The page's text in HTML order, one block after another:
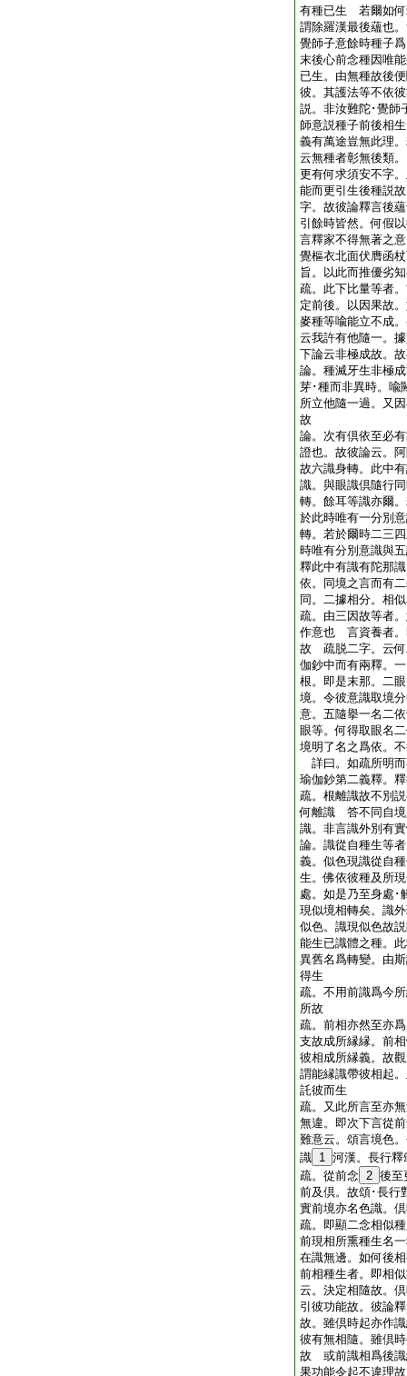
有種已生 若爾如何
謂除羅漢最後蘊也
覺師子意餘時種子
末後心前念種因唯
已生。由無種故後
彼。其護法等不依
説。非汝難陀･覺師
師意説種子前後相
義有萬途豈無此理
云無種者彰無後類
更有何求須安不字
能而更引生後種説
字。故彼論釋言後
引餘時皆然。何假
言釋家不得無著之
覺樞衣北面伏膺函
旨。以此而推優劣
疏。此下比量等者
定前後。以因果故
麥種等喩能立不成
云我許有他隨一。
下論云非極成故。
論。種滅牙生非極
芽･種而非異時。喩
所立他隨一過。又
故
論。次有倶依至必
證也。故彼論云。
故六識身轉。此中
識。與眼識倶隨行
轉。餘耳等識亦爾
於此時唯有一分別
轉。若於爾時二三
時唯有分別意識與
釋此中有識有陀那
依。同境之言而有
同。二據相分。相
疏。由三因故等者
作意也 言資養者。
故 疏脱二字。云
伽鈔中而有兩釋。
根。即是末那。二
境。令彼意識取境
意。五隨擧一名二
眼等。何得取眼名
境明了名之爲依。
詳曰。如疏所明
瑜伽鈔第二義釋。
疏。根離識故不別
何離識 答不同自境
識。非言識外別有
論。識從自種生等
義。似色現識從自
生。佛依彼種及所
處。如是乃至身處
現似境相轉矣。識
似色。識現似色故
能生已識體之種。
異舊名爲轉變。由
得生
疏。不用前識爲今
所故
疏。前相亦然至亦
支故成所縁縁。前
彼相成所縁義。故
謂能縁識帶彼相起
託彼而生
疏。又此所言至亦
無違。即次下言從
難意云。頌言境色
識 1 河漢。長行
疏。從前念 2 後至
前及倶。故頌･長行
實前境亦名色識。
疏。即顯二念相似
前現相所熏種生名
在識無邊。如何後
前相種生者。即相
云。決定相隨故。
引彼功能故。彼論
故。雖倶時起亦作
彼有無相隨。雖倶
故 或前識相爲後識
果功能令起不違理